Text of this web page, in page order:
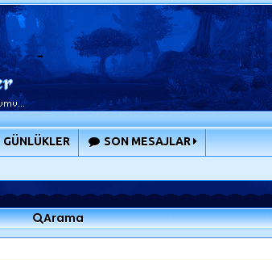
GÜNLÜKLER SON MESAJLAR
Arama